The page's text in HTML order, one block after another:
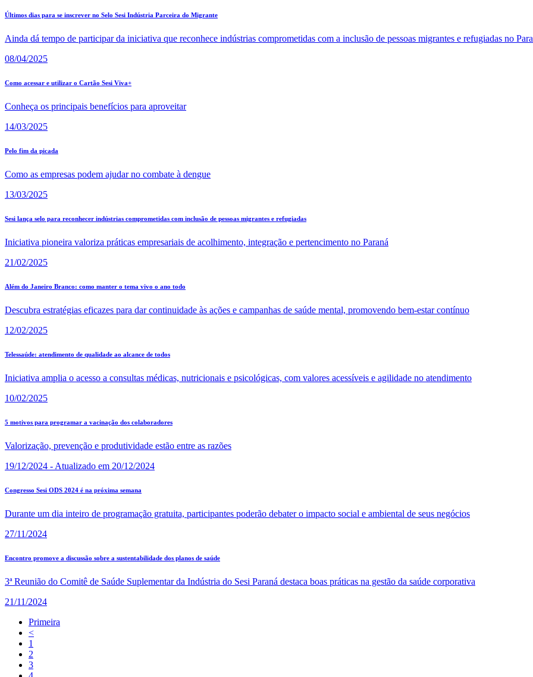
Últimos dias para se inscrever no Selo Sesi Indústria Parceira do Migrante
Ainda dá tempo de participar da iniciativa que reconhece indústrias comprometidas com a inclusão de pessoas migrantes e refugiadas no
08/04/2025
Como acessar e utilizar o Cartão Sesi Viva+
Conheça os principais benefícios para aproveitar
14/03/2025
Pelo fim da picada
Como as empresas podem ajudar no combate à dengue
13/03/2025
Sesi lança selo para reconhecer indústrias comprometidas com inclusão de pessoas migrantes e refugiadas
Iniciativa pioneira valoriza práticas empresariais de acolhimento, integração e pertencimento no Paraná
21/02/2025
Além do Janeiro Branco: como manter o tema vivo o ano todo
Descubra estratégias eficazes para dar continuidade às ações e campanhas de saúde mental, promovendo bem-estar contínuo
12/02/2025
Telessaúde: atendimento de qualidade ao alcance de todos
Iniciativa amplia o acesso a consultas médicas, nutricionais e psicológicas, com valores acessíveis e agilidade no atendimento
10/02/2025
5 motivos para programar a vacinação dos colaboradores
Valorização, prevenção e produtividade estão entre as razões
19/12/2024 - Atualizado em 20/12/2024
Congresso Sesi ODS 2024 é na próxima semana
Durante um dia inteiro de programação gratuita, participantes poderão debater o impacto social e ambiental de seus negócios
27/11/2024
Encontro promove a discussão sobre a sustentabilidade dos planos de saúde
3ª Reunião do Comitê de Saúde Suplementar da Indústria do Sesi Paraná destaca boas práticas na gestão da saúde corporativa
21/11/2024
Primeira
<
1
2
3